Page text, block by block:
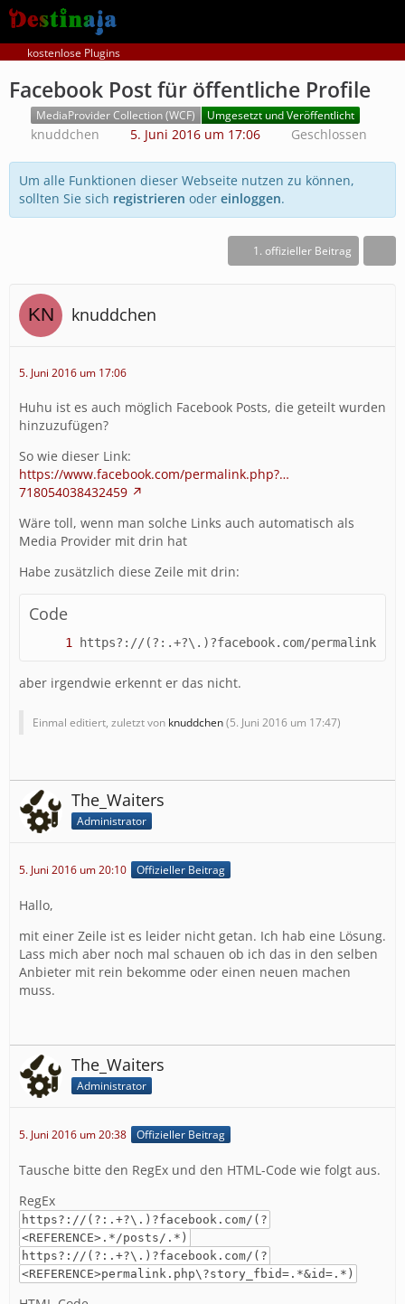
kostenlose Plugins
Facebook Post für öffentliche Profile
MediaProvider Collection (WCF) Umgesetzt und Veröffentlicht
knuddchen 5. Juni 2016 um 17:06 Geschlossen
Um alle Funktionen dieser Webseite nutzen zu können,
sollten Sie sich registrieren oder einloggen.
1. offizieller Beitrag
knuddchen
5. Juni 2016 um 17:06
Huhu ist es auch möglich Facebook Posts, die geteilt wurden
hinzuzufügen?
So wie dieser Link:
https://www.facebook.com/permalink.php?…
718054038432459
Wäre toll, wenn man solche Links auch automatisch als
Media Provider mit drin hat
Habe zusätzlich diese Zeile mit drin:
Code
https?://(?:.+?\.)?facebook.com/
aber irgendwie erkennt er das nicht.
Einmal editiert, zuletzt von knuddchen(5. Juni 2016 um 17:47)
The_Waiters
Administrator
5. Juni 2016 um 20:10 Offizieller Beitrag
Hallo,
mit einer Zeile ist es leider nicht getan. Ich hab eine Lösung.
Lass mich aber noch mal schauen ob ich das in den selben
Anbieter mit rein bekomme oder einen neuen machen
muss.
The_Waiters
Administrator
5. Juni 2016 um 20:38 Offizieller Beitrag
Tausche bitte den RegEx und den HTML-Code wie folgt aus.
RegEx
https?://(?:.+?\.)?facebook.com/(?
<REFERENCE>.*/posts/.*)
https?://(?:.+?\.)?facebook.com/(?
<REFERENCE>permalink.php\?story_fbid=.*&id=.*)